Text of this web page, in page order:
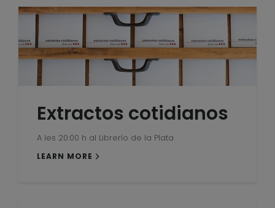
Extractos cotidianos
A les 20:00 h al Librerío de la Plata
LEARN MORE